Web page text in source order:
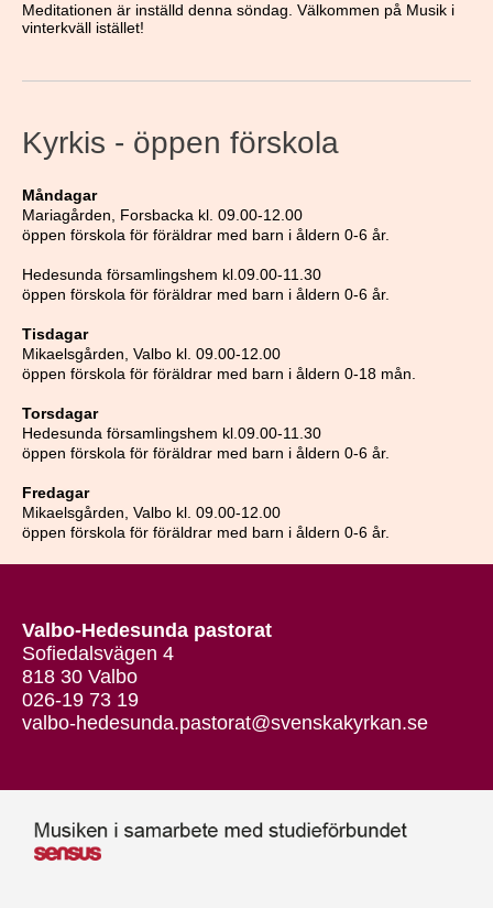
Meditationen är inställd denna söndag. Välkommen på Musik i
vinterkväll istället!
Kyrkis - öppen förskola
Måndagar
Mariagården, Forsbacka kl. 09.00-12.00
öppen förskola för föräldrar med barn i åldern 0-6 år.
Hedesunda församlingshem kl.09.00-11.30
öppen förskola för föräldrar med barn i åldern 0-6 år.
Tisdagar
Mikaelsgården, Valbo kl. 09.00-12.00
öppen förskola för föräldrar med barn i åldern 0-18 mån.
Torsdagar
Hedesunda församlingshem kl.09.00-11.30
öppen förskola för föräldrar med barn i åldern 0-6 år.
Fredagar
Mikaelsgården, Valbo kl. 09.00-12.00
öppen förskola för föräldrar med barn i åldern 0-6 år.
Valbo-Hedesunda pastorat
Sofiedalsvägen 4
818 30 Valbo
026-19 73 19
valbo-hedesunda.pastorat@svenskakyrkan.se